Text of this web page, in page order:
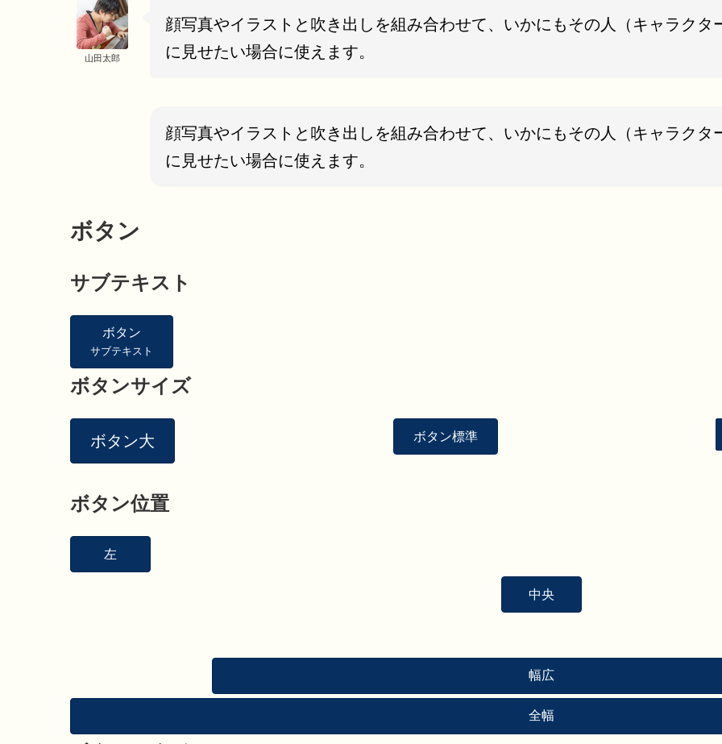
山田太郎
顔写真やイラストと吹き出しを組み合わせて、いかにもその人（キャラクタ
に見せたい場合に使えます。
顔写真やイラストと吹き出しを組み合わせて、いかにもその人（キャラクタ
に見せたい場合に使えます。
ボタン
サブテキスト
ボタン
サブテキスト
ボタンサイズ
ボタン大 ボタン標準
ボタン位置
左
中央
幅広
全幅